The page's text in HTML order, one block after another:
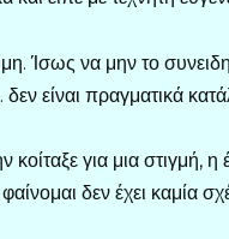
Ίσως να μην το
είναι πραγματικά
κοίταξε για μια στιγμή,
δεν έχει καμία